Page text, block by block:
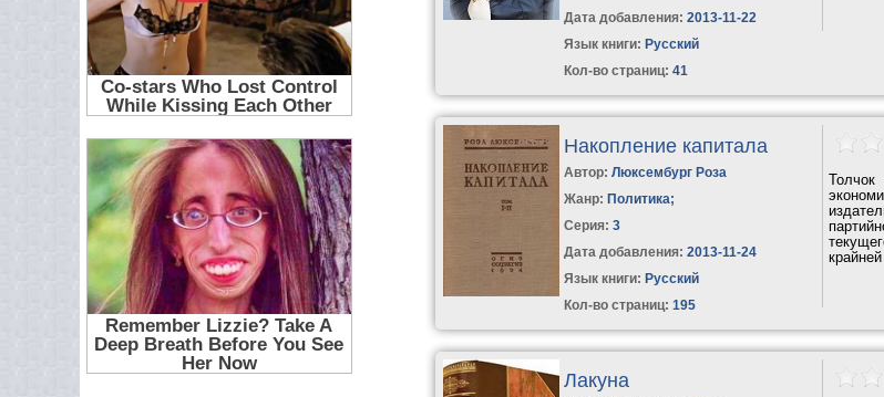
Дата добавления: 2013-11-22
Язык книги: Русский
Кол-во страниц: 41
Накопление капитала
Автор:Люксембург Роза
Жанр: Политика;
Серия:3
Дата добавления: 2013-11-24
Язык книги: Русский
Кол-во страниц: 195
Толчок
Лакуна